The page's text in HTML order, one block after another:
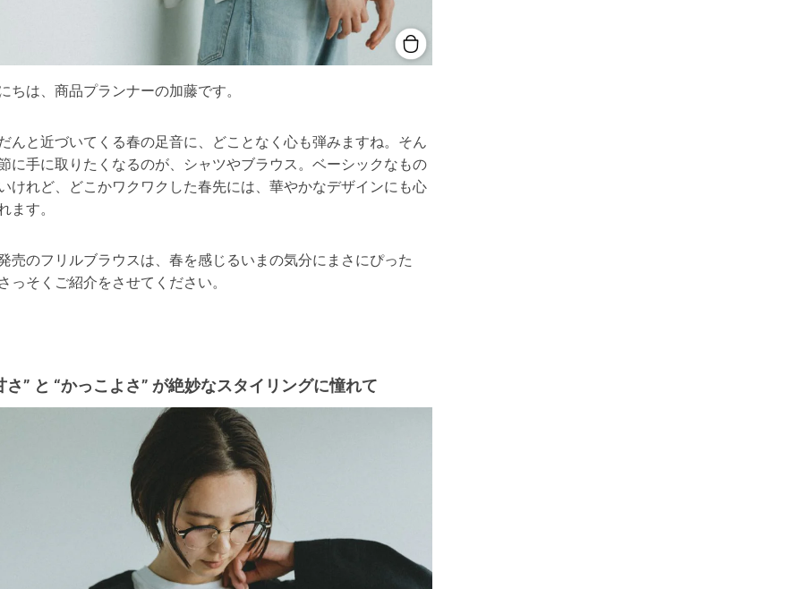
ちは、商品プランナーの加藤です。
んと近づいてくる春の足音に、どことなく心も弾みますね。そん
に手に取りたくなるのが、シャツやブラウス。ベーシックなもの
けれど、どこかワクワクした春先には、華やかなデザインにも心
ます。
売のフリルブラウスは、春を感じるいまの気分にまさにぴった
っそくご紹介をさせてください。
さ” と “かっこよさ” が絶妙なスタイリングに憧れて